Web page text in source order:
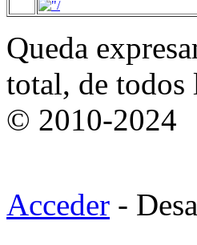
Queda
total, de
© 2010-2024
Acceder -